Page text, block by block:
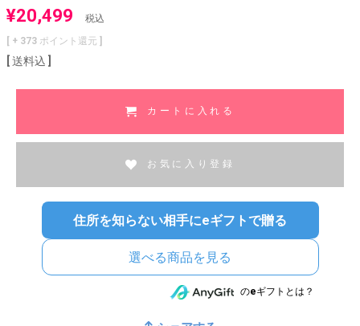
¥20,499
税込
[ + 373 ポイント還元 ]
送料込
カートに入れる
お気に入り登録
住所を知らない相手にeギフトで贈る
選べる商品を見る
のeギフトとは？